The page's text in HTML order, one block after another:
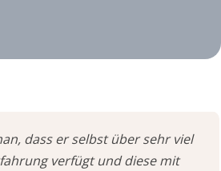
dass er selbst über sehr viel
verfügt und diese mit